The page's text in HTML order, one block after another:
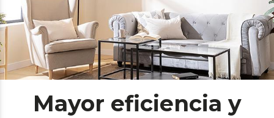
Mayor eficiencia y